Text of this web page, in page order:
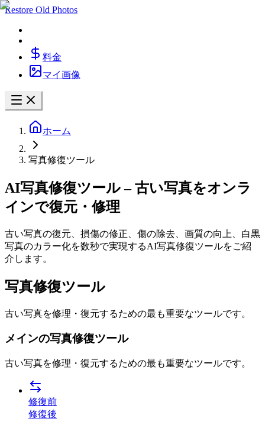
Restore Old Photos
料金
マイ画像
ホーム
写真修復ツール
AI写真修復ツール – 古い写真をオンラ
インで復元・修理
古い写真の復元、損傷の修正、傷の除去、画質の向上、白黒
写真のカラー化を数秒で実現するAI写真修復ツールをご紹
介します。
写真修復ツール
古い写真を修理・復元するための最も重要なツールです。
メインの写真修復ツール
古い写真を修理・復元するための最も重要なツールです。
修復前
修復後